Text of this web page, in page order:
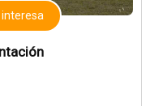
interesa